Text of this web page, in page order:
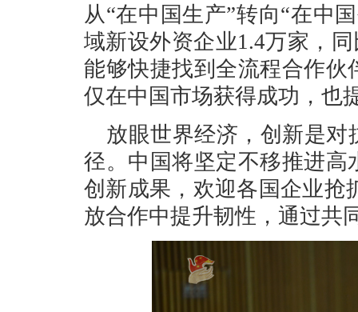
从“在中国生产”转向“在中
域新设外资企业1.4万家，
能够快捷找到全流程合作
仅在中国市场获得成功，也
放眼世界经济，创新是
径。中国将坚定不移推进
创新成果，欢迎各国企业抢
放合作中提升韧性，通过共